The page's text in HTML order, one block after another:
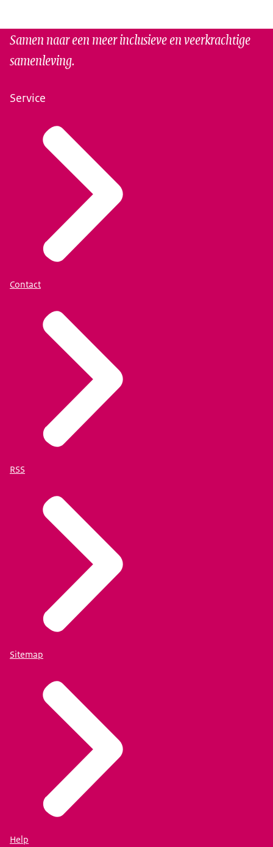
Samen naar een meer inclusieve en veerkrachtige
samenleving.
Service
Contact
RSS
Sitemap
Help